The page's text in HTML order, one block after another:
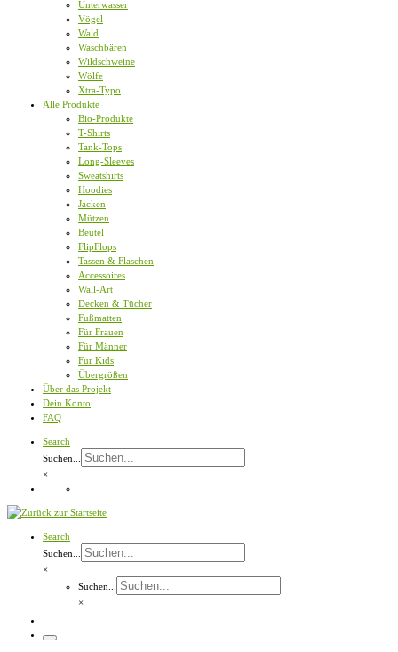
Unterwasser
Vögel
Wald
Waschbären
Wildschweine
Wölfe
Xtra-Typo
Alle Produkte
Bio-Produkte
T-Shirts
Tank-Tops
Long-Sleeves
Sweatshirts
Hoodies
Jacken
Mützen
Beutel
FlipFlops
Tassen & Flaschen
Accessoires
Wall-Art
Decken & Tücher
Fußmatten
Für Frauen
Für Männer
Für Kids
Übergrößen
Über das Projekt
Dein Konto
FAQ
Search
Suchen...
×
Search
Suchen...
×
Suchen...
×
Menü